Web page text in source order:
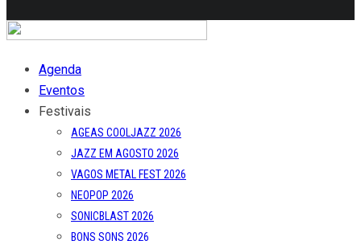
EXTRAMURALHAS 2026
MEO KALORAMA 2026
FESTA DO AVANTE! 2026
UNDER THE DOOM 2026
OUT.FEST 2026
FESTIVAL MIL 2026
SONUS ART FEST 2026
SEMIBREVE 2026
MUCHO FLOW 2026